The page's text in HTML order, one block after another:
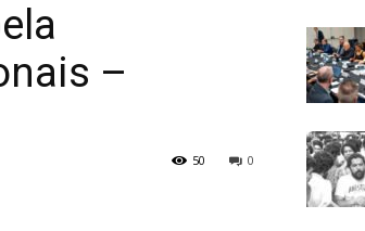
–
0
50